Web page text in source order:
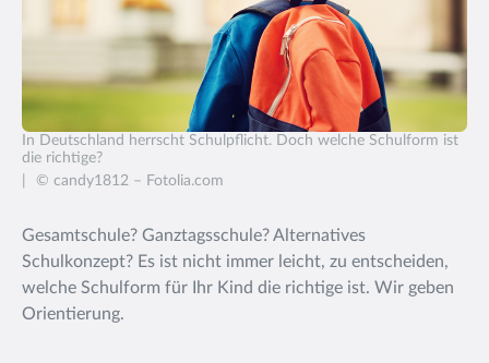
In Deutschland herrscht Schulpflicht. Doch welche Schulform ist
die richtige?
© candy1812 – Fotolia.com
Gesamtschule? Ganztagsschule? Alternatives
Schulkonzept? Es ist nicht immer leicht, zu entscheiden,
welche Schulform für Ihr Kind die richtige ist. Wir geben
Orientierung.